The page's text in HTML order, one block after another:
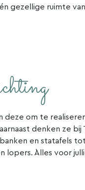
gezellige ruimte
deze om te
denken ze bij
en statafels
lopers. `Alles voor